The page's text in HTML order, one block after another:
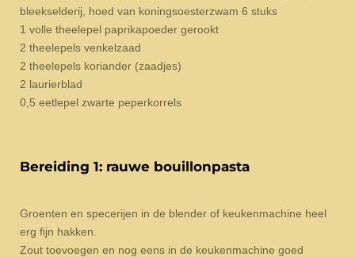
bleekselderij, hoed van koningsoesterzwam 6 stuks
1 volle theelepel paprikapoeder gerookt
2 theelepels venkelzaad
2 theelepels koriander (zaadjes)
2 laurierblad
0,5 eetlepel zwarte peperkorrels
Bereiding 1: rauwe bouillonpasta
Groenten en specerijen in de blender of keukenmachine heel
erg fijn hakken.
Zout toevoegen en nog eens in de keukenmachine goed